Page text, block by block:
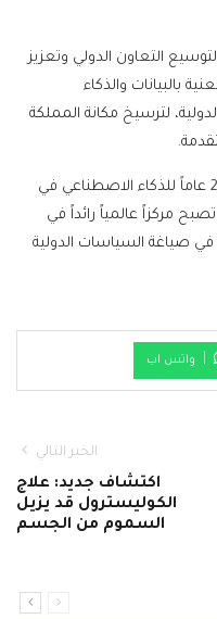
التعاون الدولي وتعزيز
بالبيانات والذكاء
لترسيخ مكانة المملكة
تتزامن هذه المبادرات مع إعلان عام 2026 عاماً للذكاء الاصطناعي في
مركزاً عالمياً رائداً في
في صياغة السياسات الدولية
واتس اب
الخبر التالي
اكتشاف جديد: علاج
الكوليسترول قد يزيل
السموم من الجسم